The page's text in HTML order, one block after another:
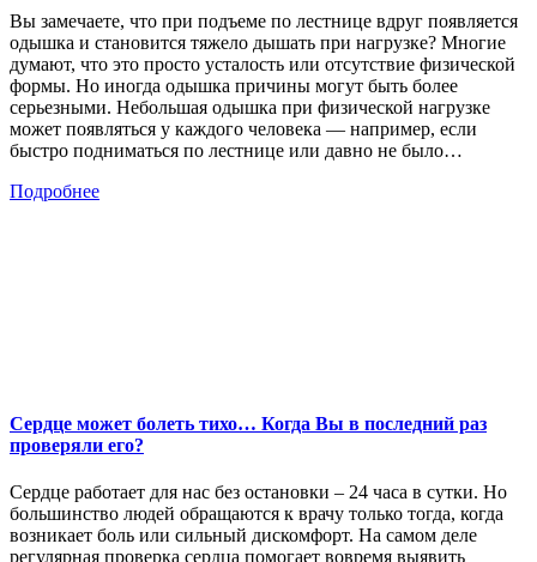
Вы замечаете, что при подъеме по лестнице вдруг появляется
одышка и становится тяжело дышать при нагрузке? Многие
думают, что это просто усталость или отсутствие физической
формы. Но иногда одышка причины могут быть более
серьезными. Небольшая одышка при физической нагрузке
может появляться у каждого человека — например, если
быстро подниматься по лестнице или давно не было…
Подробнее
Сердце может болеть тихо… Когда Вы в последний раз
проверяли его?
Сердце работает для нас без остановки – 24 часа в сутки. Но
большинство людей обращаются к врачу только тогда, когда
возникает боль или сильный дискомфорт. На самом деле
регулярная проверка сердца помогает вовремя выявить